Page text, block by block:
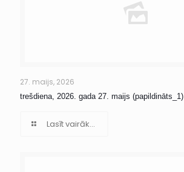
27. maijs, 2026
trešdiena, 2026. gada 27. maijs (papildināts_1)
Lasīt vairāk...